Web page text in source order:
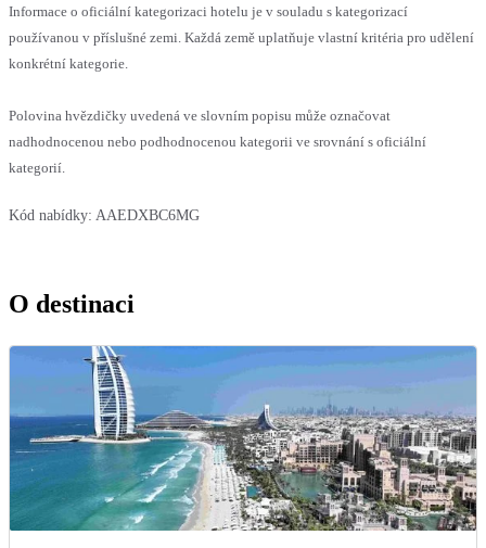
Informace o oficiální kategorizaci hotelu je v souladu s kategorizací
používanou v příslušné zemi. Každá země uplatňuje vlastní kritéria pro udělení
konkrétní kategorie.
Polovina hvězdičky uvedená ve slovním popisu může označovat
nadhodnocenou nebo podhodnocenou kategorii ve srovnání s oficiální
kategorií.
Kód nabídky: AAEDXBC6MG
O destinaci